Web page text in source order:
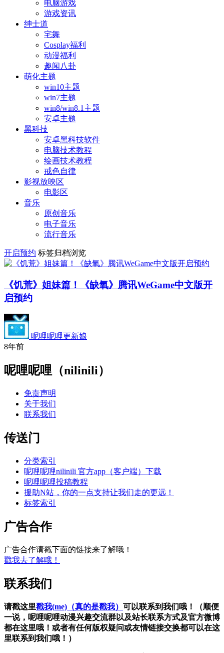
电脑游戏
游戏资讯
绅士道
宅舞
Cosplay福利
动漫福利
趣闻八卦
萌化主题
win10主题
win7主题
win8/win8.1主题
安卓主题
黑科技
安卓黑科技软件
电脑技术教程
绘画技术教程
戒色自律
影视放映区
电影区
音乐
原创音乐
电子音乐
流行音乐
开启预约 标签归档浏览
《饥荒》姐妹篇！《缺氧》腾讯WeGame中文版开
启预约
呢哩呢哩更新娘
8年前
呢哩呢哩（nilinili）
免责声明
关于我们
联系我们
传送门
分类索引
呢哩呢哩nilinili 官方app（客户端）下载
呢哩呢哩投稿教程
援助N站，你的一点支持让我们走的更远！
标签索引
广告合作
广告合作请戳下面的链接来了解哦！
戳我去了解哦！
联系我们
请戳这里戳我(me)（真的是戳我） 可以联系到我们哦！（顺便
一说，呢哩呢哩动漫兴趣交流群以及站长联系方式及官方微博
都在这里哦！或者有任何版权疑问或友情链接交换都可以在这
里联系到我们哦！）